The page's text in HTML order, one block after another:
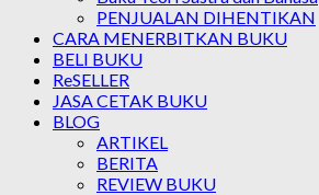
PENJUALAN DIHENTIKAN
CARA MENERBITKAN BUKU
BELI BUKU
ReSELLER
JASA CETAK BUKU
BLOG
ARTIKEL
BERITA
REVIEW BUKU